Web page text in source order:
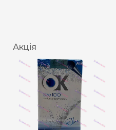
Акція